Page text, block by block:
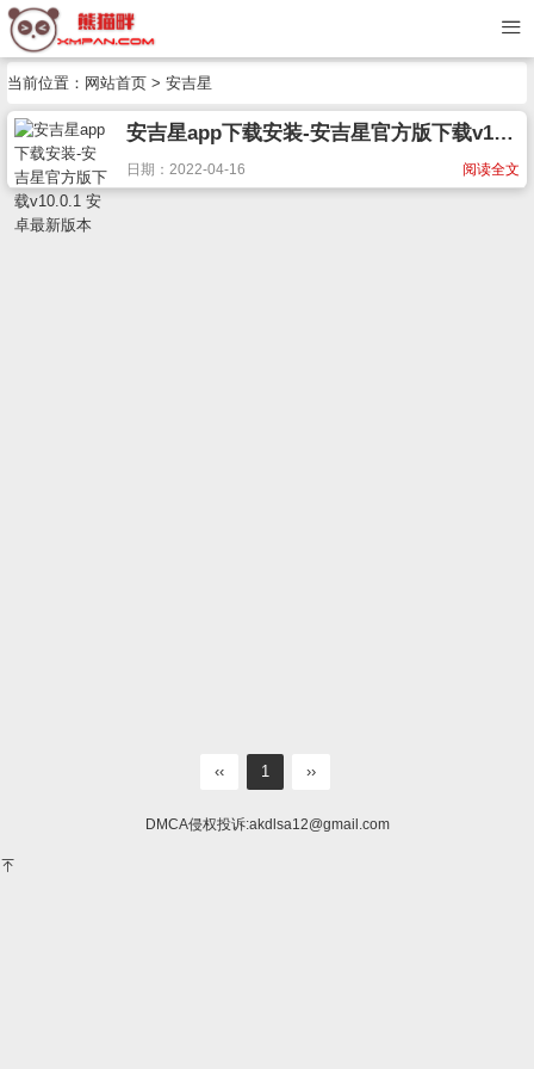
当前位置： 网站首页 > 安吉星
安吉星app下载安装-安吉星官方版下载v10.0.1 安卓最新版本
阅读全文
日期：2022-04-16
‹‹ 1 ››
DMCA侵权投诉:akdlsa12@gmail.com